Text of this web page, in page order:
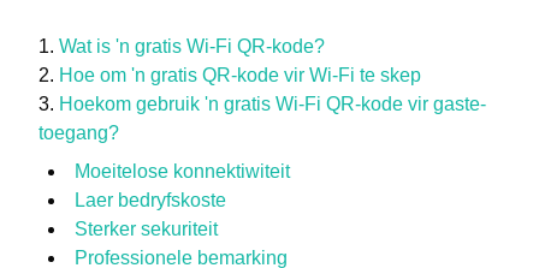
Wat is 'n gratis Wi-Fi QR-kode?
Hoe om 'n gratis QR-kode vir Wi-Fi te skep
Hoekom gebruik 'n gratis Wi-Fi QR-kode vir gaste-
toegang?
Moeitelose konnektiwiteit
Laer bedryfskoste
Sterker sekuriteit
Professionele bemarking